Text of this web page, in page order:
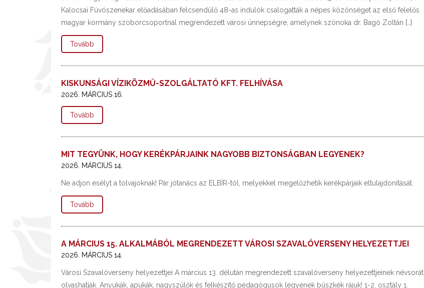
Kalocsai Fúvószenekar előadásában felcsendülő 48-as indulók csalogatták a népes közönséget az első felelős
magyar kormány szoborcsoportnál megrendezett városi ünnepségre, amelynek szónoka dr. Bagó Zoltán […]
Tovább
KISKUNSÁGI VÍZIKÖZMŰ-SZOLGÁLTATÓ KFT. FELHÍVÁSA
2026. MÁRCIUS 16.
Tovább
MIT TEGYÜNK, HOGY KERÉKPÁRJAINK NAGYOBB BIZTONSÁGBAN LEGYENEK?
2026. MÁRCIUS 14.
Ne adjon esélyt a tolvajoknak! Pár jótanács az ELBÍR-tól, melyekkel megelőzhetik kerékpárjaik eltulajdonítását.
Tovább
A MÁRCIUS 15. ALKALMÁBÓL MEGRENDEZETT VÁROSI SZAVALÓVERSENY HELYEZETTJEI
2026. MÁRCIUS 14.
Városi Szavalóverseny helyezettjei A március 13. délután megrendezett szavalóverseny helyezettjeinek névsorát
olvashatják. Anyukák, apukák, nagyszülők és felkészítő pedagógusok legyenek büszkék rájuk! 1-2. osztály 1.